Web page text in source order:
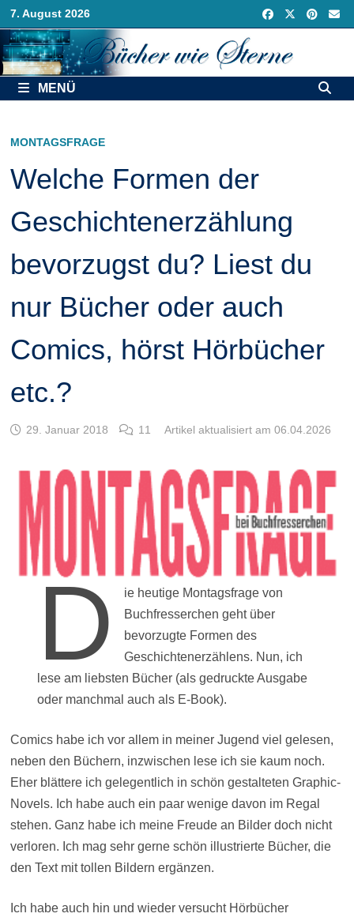
Zurück
zum
Inhalt
7. August 2026
MENÜ
MONTAGSFRAGE
Welche Formen der
Geschichtenerzählung
bevorzugst du? Liest du
nur Bücher oder auch
Comics, hörst Hörbücher
etc.?
29. Januar 2018 11 Artikel aktualisiert am 06.04.2026
D
ie heutige Montagsfrage von
Buchfresserchen geht über
bevorzugte Formen des
Geschichtenerzählens. Nun, ich
lese am liebsten Bücher (als gedruckte Ausgabe
oder manchmal auch als E-Book).
Comics habe ich vor allem in meiner Jugend viel gelesen,
neben den Büchern, inzwischen lese ich sie kaum noch.
Eher blättere ich gelegentlich in schön gestalteten Graphic-
Novels. Ich habe auch ein paar wenige davon im Regal
stehen. Ganz habe ich meine Freude an Bilder doch nicht
verloren. Ich mag sehr gerne schön illustrierte Bücher, die
den Text mit tollen Bildern ergänzen.
Ich habe auch hin und wieder versucht Hörbücher